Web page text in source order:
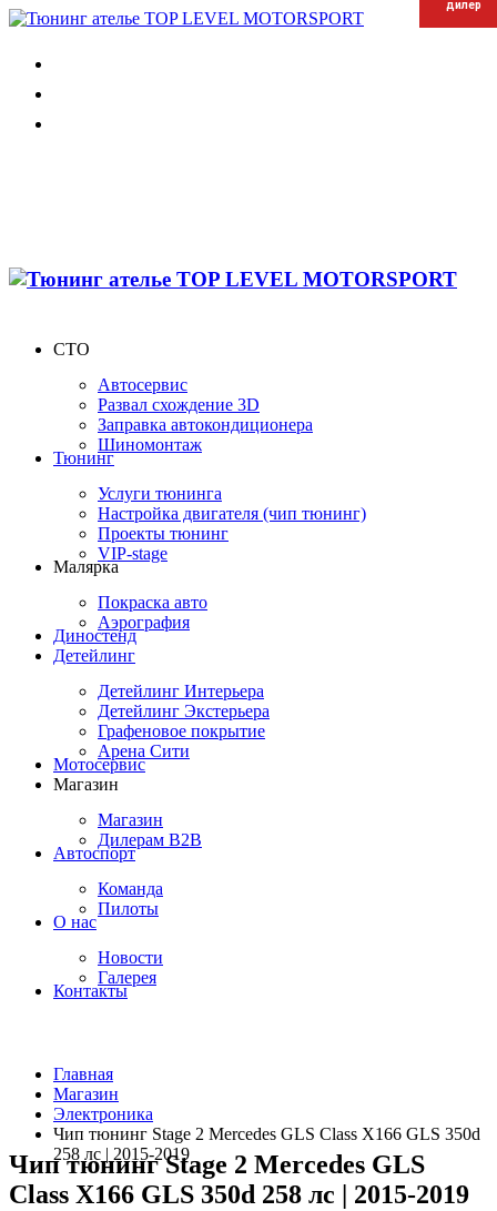
СТО
Автосервис
Развал схождение 3D
Заправка автокондиционера
Шиномонтаж
Тюнинг
Услуги тюнинга
Настройка двигателя (чип тюнинг)
Проекты тюнинг
VIP-stage
Малярка
Покраска авто
Аэрография
Диностенд
Детейлинг
Детейлинг Интерьера
Детейлинг Экстерьера
Графеновое покрытие
Арена Сити
Мотосервис
Магазин
Магазин
Дилерам B2B
Автоспорт
Команда
Пилоты
О нас
Новости
Галерея
Контакты
Главная
Магазин
Электроника
Чип тюнинг Stage 2 Mercedes GLS Class X166 GLS 350d
258 лс | 2015-2019
Чип тюнинг Stage 2 Mercedes GLS
Class X166 GLS 350d 258 лс | 2015-2019
дилер
дилер
дилер